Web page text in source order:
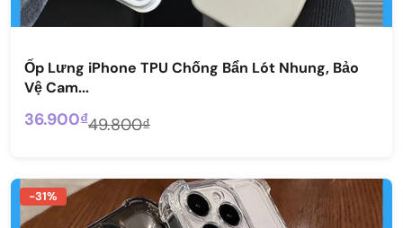
Ốp Lưng iPhone TPU Chống Bẩn Lót Nhung, Bảo
Vệ Cam...
36.900₫49.800₫
-31%